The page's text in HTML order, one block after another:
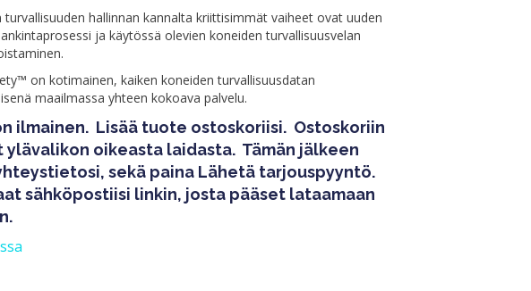
turvallisuuden hallinnan kannalta kriittisimmät vaiheet ovat uuden
ja käytössä olevien koneiden turvallisuusvelan
on kotimainen, kaiken koneiden turvallisuusdatan
maailmassa yhteen kokoava palvelu.
ilmainen. Lisää tuote ostoskoriisi. Ostoskoriin
ylävalikon oikeasta laidasta. Tämän jälkeen
sekä paina Lähetä tarjouspyyntö.
sähköpostiisi linkin, josta pääset lataamaan